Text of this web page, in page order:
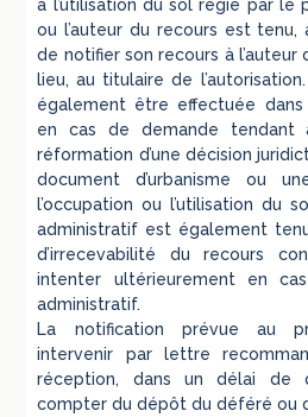
à l’utilisation du sol régie par
ou l’auteur du recours est tenu,
de notifier son recours à l’auteur
lieu, au titulaire de
également être effectuée
en cas de demande tendant
réformation d’une décision
document d’urbanisme ou
l’occupation ou l’utilisation du
administratif est également
d’irrecevabilité du recours
intenter ultérieurement en
administratif.
La notification prévue au
intervenir par lettre
réception, dans un délai de
compter du dépôt du déféré ou